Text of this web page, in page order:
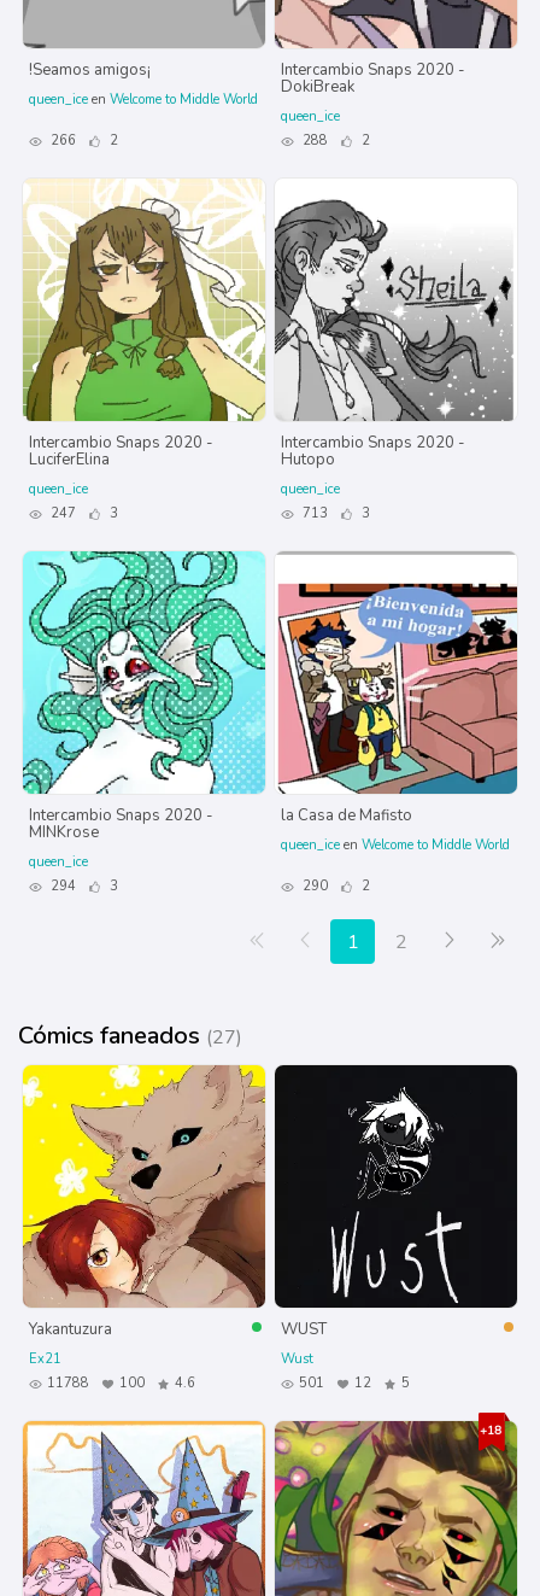
!Seamos amigos¡
queen_ice en Welcome to Middle World
266 2
Intercambio Snaps 2020 -
DokiBreak
queen_ice
288
2
Intercambio Snaps 2020 -
LuciferElina
queen_ice
247
3
Intercambio Snaps 2020 -
Hutopo
queen_ice
713
3
Intercambio Snaps 2020 -
MINKrose
queen_ice
294
3
la Casa de Mafisto
queen_ice en Welcome to Middle World
290 2
Primera página
Anterior
1 2 Siguiente
Cómics faneados (27)
Yakantuzura
Ex21
11788
100 4.6
WUST
Wust
501
12 5